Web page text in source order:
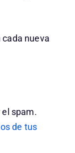
nueva
spam.
de tus